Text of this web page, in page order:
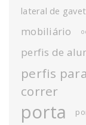
lateral de
mobiliário
perfis de
perfis
correr
porta